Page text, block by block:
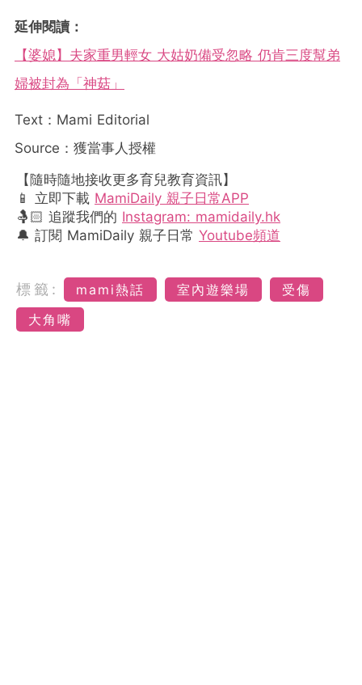
延伸閱讀：
【婆媳】夫家重男輕女 大姑奶備受忽略 仍肯三度幫弟
婦被封為「神菇」
Text：Mami Editorial
Source：獲當事人授權
【隨時隨地接收更多育兒教育資訊】
📱 立即下載 MamiDaily 親子日常APP
🤱🏻 追蹤我們的 Instagram: mamidaily.hk
🔔 訂閱 MamiDaily 親子日常 Youtube頻道
標籤: mami熱話 室內遊樂場
受傷
大角嘴